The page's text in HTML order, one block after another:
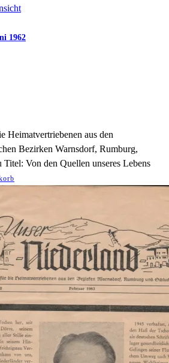
1962
Heimatvertriebenen aus den
Bezirken Warnsdorf, Rumburg,
Titel: Von den Quellen unseres Lebens